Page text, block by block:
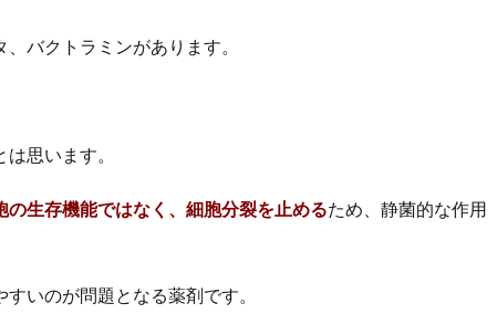
バクトラミンがあります。
思います。
の生存機能ではなく、細胞分裂を止めるため、静菌的な作用
いのが問題となる薬剤です。